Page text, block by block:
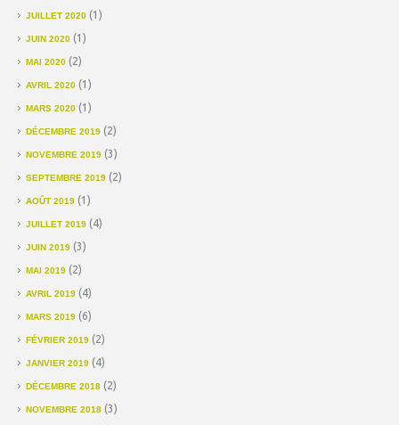
JUILLET 2020 (1)
JUIN 2020 (1)
MAI 2020 (2)
AVRIL 2020 (1)
MARS 2020 (1)
DÉCEMBRE 2019 (2)
NOVEMBRE 2019 (3)
SEPTEMBRE 2019 (2)
AOÛT 2019 (1)
JUILLET 2019 (4)
JUIN 2019 (3)
MAI 2019 (2)
AVRIL 2019 (4)
MARS 2019 (6)
FÉVRIER 2019 (2)
JANVIER 2019 (4)
DÉCEMBRE 2018 (2)
NOVEMBRE 2018 (3)